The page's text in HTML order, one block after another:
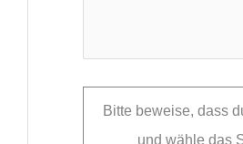
Bitte beweise, dass
und wähle das